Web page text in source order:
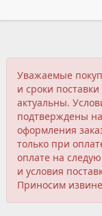
Уважаемые
и сроки
актуальны.
подтверждены
оформления
только при
оплате на
и условия
Приносим